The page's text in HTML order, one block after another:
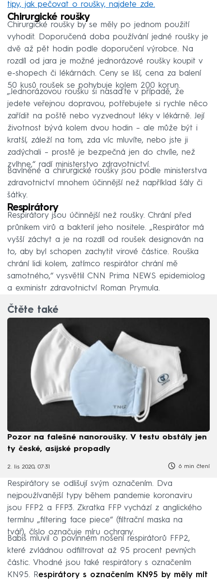
tipy, jak pečovat o roušky, najdete zde.
Chirurgické roušky
Chirurgické roušky by se měly po jednom použití
vyhodit. Doporučená doba používání jedné roušky je
dvě až pět hodin podle doporučení výrobce. Na
rozdíl od jara je možné jednorázové roušky koupit v
e-shopech či lékárnách. Ceny se liší, cena za balení
50 kusů roušek se pohybuje kolem 200 korun.
„Jednorázovou roušku si nasaďte v případě, že
jedete veřejnou dopravou, potřebujete si rychle něco
zařídit na poště nebo vyzvednout léky v lékárně. Její
životnost bývá kolem dvou hodin – ale může být i
kratší, záleží na tom, zda víc mluvíte, nebo jste ji
zadýchali – prostě je bezpečná jen do chvíle, než
zvlhne,“ radí ministerstvo zdravotnictví.
Bavlněné a chirurgické roušky jsou podle ministerstva
zdravotnictví mnohem účinnější než například šály či
šátky.
Respirátory
Respirátory jsou účinnější než roušky. Chrání před
průnikem virů a bakterií jeho nositele. „Respirátor má
vyšší záchyt a je na rozdíl od roušek designován na
to, aby byl schopen zachytit virové částice. Rouška
chrání lidi kolem, zatímco respirátor chrání mě
samotného,“ vysvětlil CNN Prima NEWS epidemiolog
a exministr zdravotnictví Roman Prymula.
Čtěte také
Pozor na falešné nanoroušky. V testu obstály jen
ty české, asijské propadly
2. lis 2020, 07:31 6 min čtení
Respirátory se odlišují svým označením. Dva
nejpoužívanější typy během pandemie koronaviru
jsou FFP2 a FFP3. Zkratka FFP vychází z anglického
termínu „filtering face piece“ (filtrační maska na
tvář), číslo označuje míru ochrany.
Babiš mluvil o povinném nošení respirátorů FFP2,
které zvládnou odfiltrovat až 95 procent pevných
částic. Vhodné jsou také respirátory s označením
KN95. Respirátory s označením KN95 by měly mít